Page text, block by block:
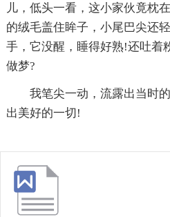
儿，低头一看，这小家伙竟枕
的绒毛盖住眸子，小尾巴尖还
手，它没醒，睡得好熟!还吐着
做梦?
我笔尖一动，流露出当时
出美好的一切!